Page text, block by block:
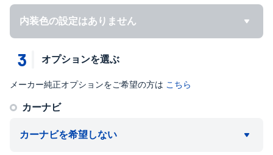
内装色の設定はありません
3 オプションを選ぶ
メーカー純正オプションをご希望の方は こちら
カーナビ
カーナビを希望しない